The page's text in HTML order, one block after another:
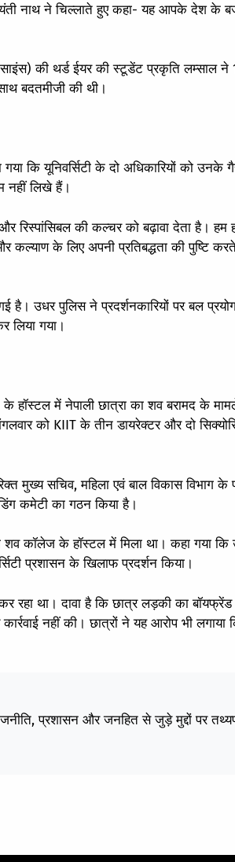
नाथ ने चिल्लाते हुए कहा- यह आपके देश के
की थर्ड ईयर की स्टूडेंट प्रकृति लम्साल ने
बदतमीजी की थी।
कि यूनिवर्सिटी के दो अधिकारियों को उनके
नहीं लिखे हैं।
रिस्पांसिबल की कल्चर को बढ़ावा देता है। हम
कल्याण के लिए अपनी प्रतिबद्धता की पुष्टि
उधर पुलिस ने प्रदर्शनकारियों पर बल
लिया गया।
में नेपाली छात्रा का शव बरामद के
को KIIT के तीन डायरेक्टर और दो
मुख्य सचिव, महिला एवं बाल विकास विभाग के
कमेटी का गठन किया है।
कॉलेज के हॉस्टल में मिला था। कहा गया
प्रशासन के खिलाफ प्रदर्शन किया।
रहा था। दावा है कि छात्र लड़की का बॉयफ्रेंड
नहीं की। छात्रों ने यह आरोप भी लगाया
प्रशासन और जनहित से जुड़े मुद्दों पर